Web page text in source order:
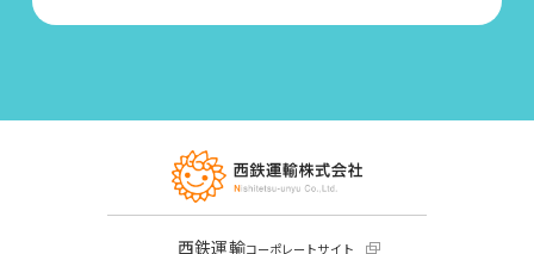
西鉄運輸コーポレートサイト